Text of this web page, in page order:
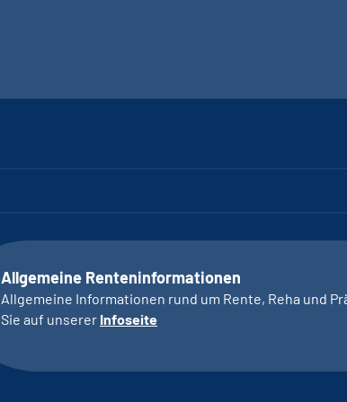
Allgemeine Renteninformationen
Allgemeine Informationen rund um Rente, Reha und
Sie auf unserer Infoseite